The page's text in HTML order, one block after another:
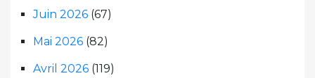
Juin 2026 (67)
Mai 2026 (82)
Avril 2026 (119)